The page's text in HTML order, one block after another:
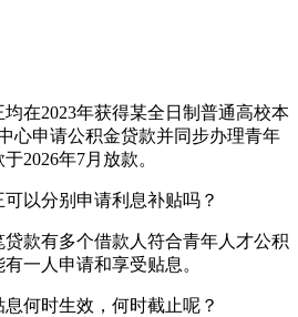
2023年获得某全日制普通高校本
心申请公积金贷款并同步办理青年
2026年7月放款。
以分别申请利息补贴吗？
有多个借款人符合青年人才公积
一人申请和享受贴息。
何时生效，何时截止呢？